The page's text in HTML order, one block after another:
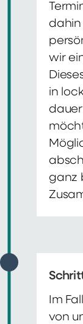
wir
in
ganz
Im
von